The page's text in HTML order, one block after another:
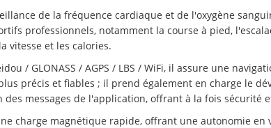
de la fréquence cardiaque et de l'oxygène
professionnels, notamment la course à pied,
vitesse et les calories.
/ GLONASS / AGPS / LBS / WiFi, il assure une
précis et fiables ; il prend également en charge le
messages de l'application, offrant à la fois sécurité
charge magnétique rapide, offrant une autonomie en